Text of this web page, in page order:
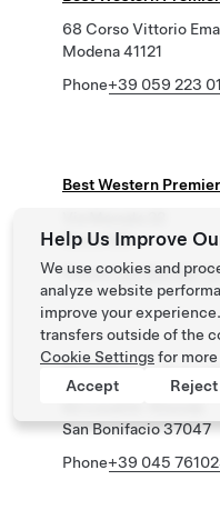
68 Corso Vittorio
Modena 41121
Phone+39 059 223
Best Western
Roma 185
Phone+39 064 487
San Bonifacio 37047
Phone+39 045
Help Us Improve
We use cookies and
analyze website
improve your
transfers outside of the
Cookie Settingsfor
Accept
Reject